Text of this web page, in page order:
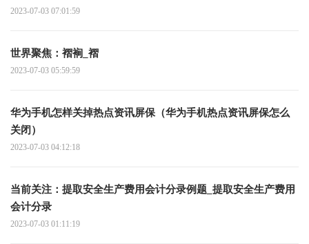
2023-07-03 07:01:59
世界聚焦：褶裥_褶
2023-07-03 05:59:59
华为手机怎样关掉热点资讯屏保（华为手机热点资讯屏保怎么
关闭）
2023-07-03 04:12:18
当前关注：提取安全生产费用会计分录例题_提取安全生产费用
会计分录
2023-07-03 01:11:19